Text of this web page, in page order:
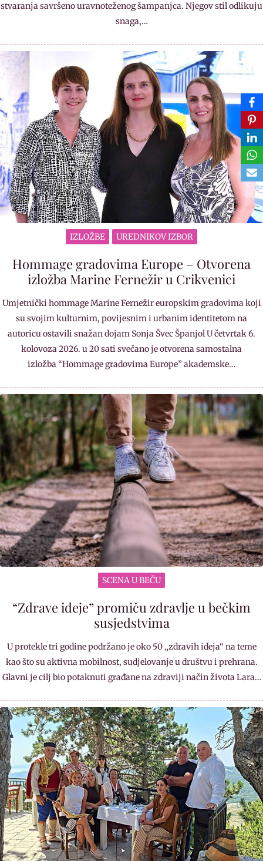
stvaranja savršeno uravnoteženog šampanjca. Njegov stil odlikuju
snaga,…
IZLOŽBE UREDNIKOV IZBOR
Hommage gradovima Europe – Otvorena
izložba Marine Fernežir u Crikvenici
Umjetnički hommage Marine Fernežir europskim gradovima koji
su svojim kulturnim, povijesnim i urbanim identitetom na
autoricu ostavili snažan dojam Sonja Švec Španjol U četvrtak 6.
kolovoza 2026. u 20 sati svečano je otvorena samostalna
izložba “Hommage gradovima Europe” akademske…
SCENA U BEČU
“Zdrave ideje” promiču zdravlje u bečkim
susjedstvima
U protekle tri godine podržano je oko 50 „zdravih ideja“ na teme
kao što su aktivna mobilnost, sudjelovanje u društvu i prehrana.
Glavni je cilj bio potaknuti građane na zdraviji način života Lara…